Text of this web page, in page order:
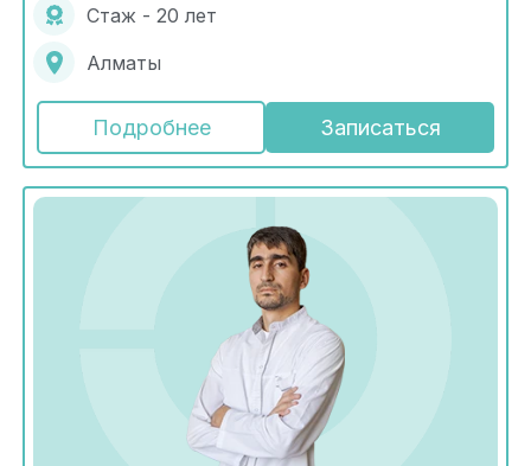
Стаж - 20 лет
Алматы
Подробнее Записаться